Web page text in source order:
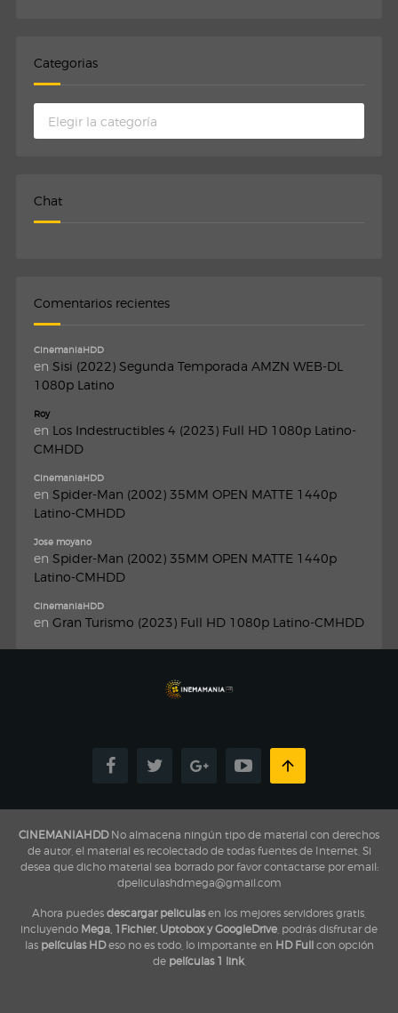
Categorias
Chat
Comentarios recientes
CinemaniaHDD
en Sisi (2022) Segunda Temporada AMZN WEB-DL
1080p Latino
Roy
en Los Indestructibles 4 (2023) Full HD 1080p Latino-
CMHDD
CinemaniaHDD
en Spider-Man (2002) 35MM OPEN MATTE 1440p
Latino-CMHDD
Jose moyano
en Spider-Man (2002) 35MM OPEN MATTE 1440p
Latino-CMHDD
CinemaniaHDD
en Gran Turismo (2023) Full HD 1080p Latino-CMHDD
CINEMANIAHDDNo almacena ningún tipo de material con derechos
de autor, el material es recolectado de todas fuentes de Internet, Si
desea que dicho material sea borrado por favor contactarse por email:
dpeliculashdmega@gmail.com
Ahora puedes descargar peliculasen los mejores servidores gratis,
incluyendo Mega, 1Fichier, Uptobox y GoogleDrive , podrás disfrutar de
las películas HDeso no es todo, lo importante en HD Fullcon opción
de películas 1 link,